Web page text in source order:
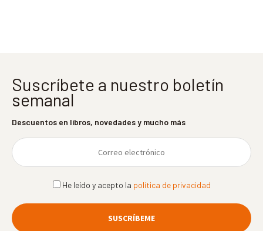
Suscríbete a nuestro boletín
semanal
Descuentos en libros, novedades y mucho más
He leído y acepto la política de privacidad